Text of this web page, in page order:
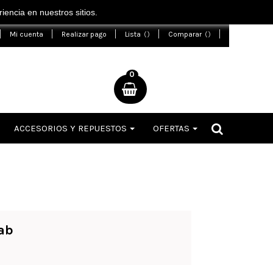
Mi cuenta Realizar pago Lista Comparar
0
ACCESORIOS Y REPUESTOS OFERTAS
en nuestros sitios.